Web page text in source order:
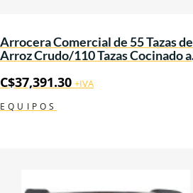
Arrocera Comercial de 55 Tazas de
Arroz Crudo/110 Tazas Cocinado a
C$37,391.30 +IVA
EQUIPOS